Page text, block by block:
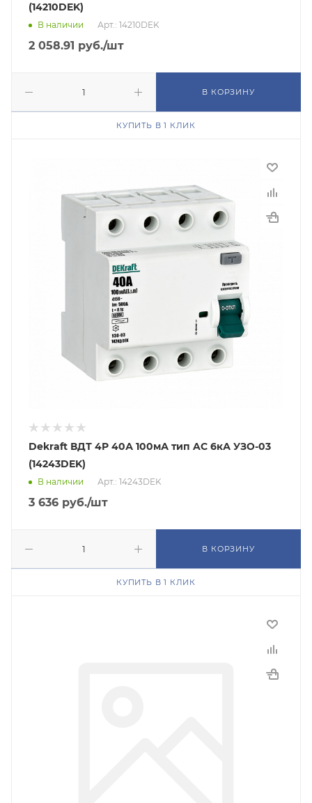
(14210DEK)
В наличии Арт.: 14210DEK
2 058.91 руб./шт
В КОРЗИНУ
КУПИТЬ В 1 КЛИК
Dekraft ВДТ 4P 40А 100мА тип AC 6кА УЗО-03
(14243DEK)
В наличии Арт.: 14243DEK
3 636 руб./шт
В КОРЗИНУ
КУПИТЬ В 1 КЛИК